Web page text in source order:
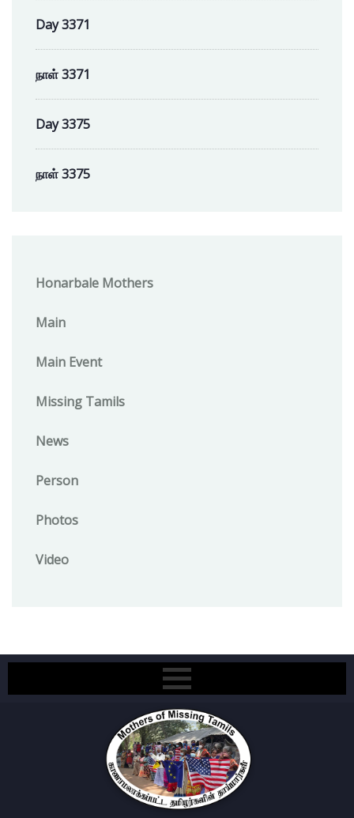
Day 3371
நாள் 3371
Day 3375
நாள் 3375
Honarbale Mothers
Main
Main Event
Missing Tamils
News
Person
Photos
Video